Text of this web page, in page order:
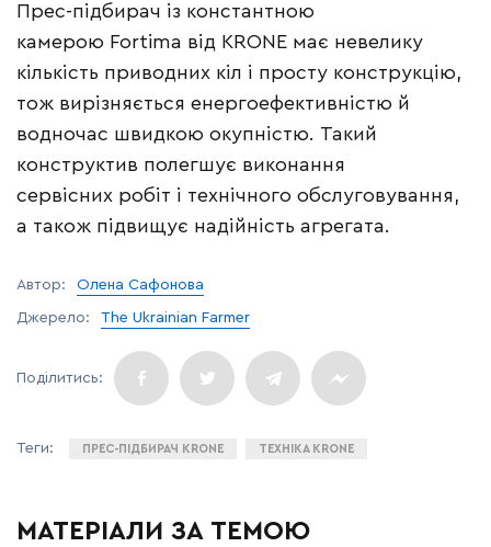
Прес-підбирач із константною
камерою Fortima від KRONE має невелику
кількість приводних кіл і просту конструкцію,
тож вирізняється енергоефективністю й
водночас швидкою окупністю. Такий
конструктив полегшує виконання
сервісних робіт і технічного обслуговування,
а також підвищує надійність агрегата.
Автор: Олена Сафонова
Джерело: The Ukrainian Farmer
ПРЕС-ПІДБИРАЧ KRONE ТЕХНІКА KRONE
МАТЕРІАЛИ ЗА ТЕМОЮ